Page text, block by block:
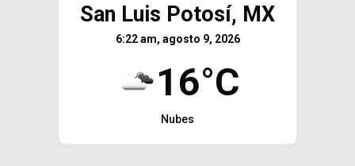
San Luis Potosí, MX
6:22 am, agosto 9, 2026
16°C
Nubes